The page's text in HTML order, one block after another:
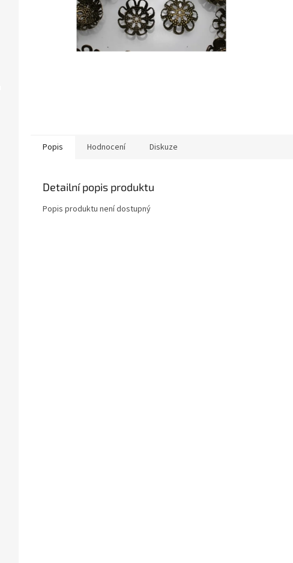
Popis Hodnocení Diskuze
Detailní popis produktu
Popis produktu není dostupný